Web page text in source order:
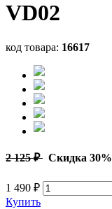
VD02
код товара: 16617
2 125 ₽ Скидка 30%
1 490 ₽
Купить